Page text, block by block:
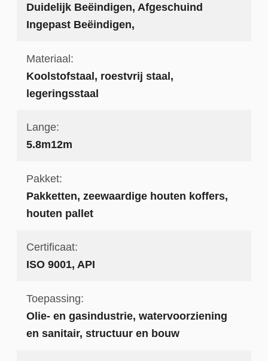
Duidelijk Beëindigen, Afgeschuind
Ingepast Beëindigen,
Materiaal:
Koolstofstaal, roestvrij staal,
legeringsstaal
Lange:
5.8m12m
Pakket:
Pakketten, zeewaardige houten koffers,
houten pallet
Certificaat:
ISO 9001, API
Toepassing:
Olie- en gasindustrie, watervoorziening
en sanitair, structuur en bouw